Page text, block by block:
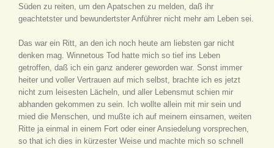
Süden zu reiten, um den Apatschen zu melden, daß ihr
geachtetster und bewundertster Anführer nicht mehr am Leben sei.
Das war ein Ritt, an den ich noch heute am liebsten gar nicht
denken mag. Winnetous Tod hatte mich so tief ins Leben
getroffen, daß ich ein ganz anderer geworden war. Sonst immer
heiter und voller Vertrauen auf mich selbst, brachte ich es jetzt
nicht zum leisesten Lächeln, und aller Lebensmut schien mir
abhanden gekommen zu sein. Ich wollte allein mit mir sein und
mied die Menschen, und mußte ich auf meinem einsamen, weiten
Ritte ja einmal in einem Fort oder einer Ansiedelung vorsprechen,
so that ich dies in kürzester Weise und machte mich so schnell